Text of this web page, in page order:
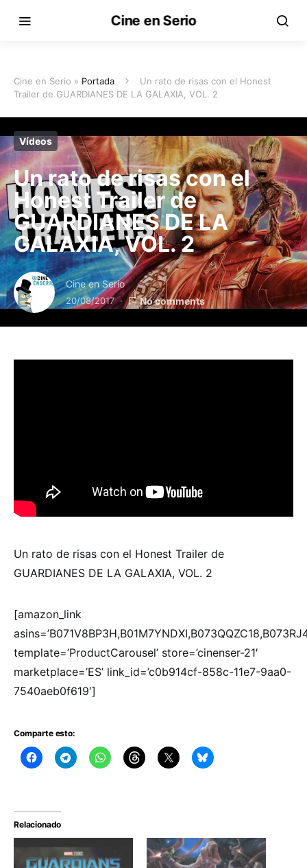
Cine en Serio
Cine en Serio » Portada
Un rato de risas con el Honest
Trailer de GUARDIANES DE LA GALAXIA, VOL. 2
Vídeos
Un rato de risas con el
Honest Trailer de
GUARDIANES DE LA
GALAXIA, VOL. 2
Cine en Serio
20/08/2017 No comments
Un rato de risas con el Honest Trailer de
GUARDIANES DE LA GALAXIA, VOL. 2
[amazon_link
template=’ProductCarousel’ store=’cinenser-21′
marketplace=’ES’ link_id=’c0b914cf-858c-11e7-9aa0-
7540aeb0f619′]
Comparte esto:
Relacionado